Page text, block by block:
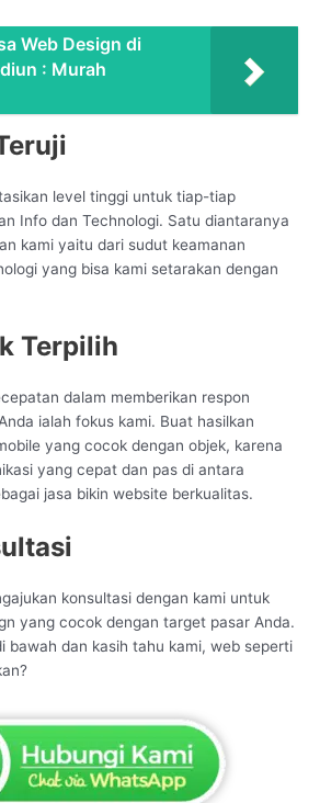
Web Design di
: Murah
level tinggi untuk tiap-tiap
Info dan Technologi. Satu diantaranya
kami yaitu dari sudut keamanan
yang bisa kami setarakan dengan
Terpilih
dalam memberikan respon
ialah fokus kami. Buat hasilkan
yang cocok dengan objek, karena
yang cepat dan pas di antara
jasa bikin website berkualitas.
konsultasi dengan kami untuk
yang cocok dengan target pasar Anda.
bawah dan kasih tahu kami, web seperti